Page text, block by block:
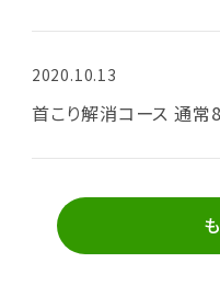
2020.10.13
首こり解消コース 通